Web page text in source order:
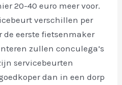
20-40 euro meer voor.
verschillen per
de eerste fietsenmaker
zullen conculega’s
servicebeurten
dan in een dorp